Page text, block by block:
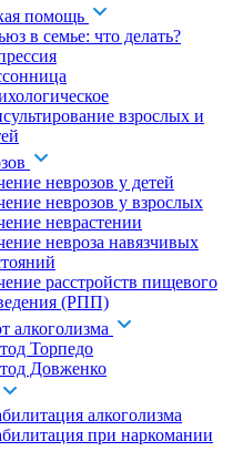
помощь
в семье: что делать?
взрослых и
неврозов у детей
неврозов у взрослых
неврастении
невроза навязчивых
расстройств пищевого
(РПП)
алкоголизма
Торпедо
Довженко
алкоголизма
при наркомании